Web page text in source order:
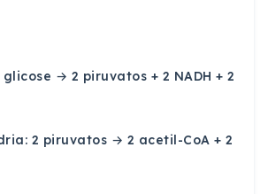
→ 2 piruvatos + 2 NADH + 2
2 piruvatos → 2 acetil-CoA + 2